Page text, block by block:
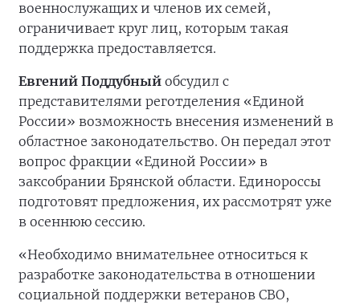
военнослужащих и членов их семей,
ограничивает круг лиц, которым такая
поддержка предоставляется.
Евгений Поддубный обсудил с
представителями реготделения «Единой
России» возможность внесения изменений в
областное законодательство. Он передал этот
вопрос фракции «Единой России» в
заксобрании Брянской области. Единороссы
подготовят предложения, их рассмотрят уже
в осеннюю сессию.
«Необходимо внимательнее относиться к
разработке законодательства в отношении
социальной поддержки ветеранов СВО,